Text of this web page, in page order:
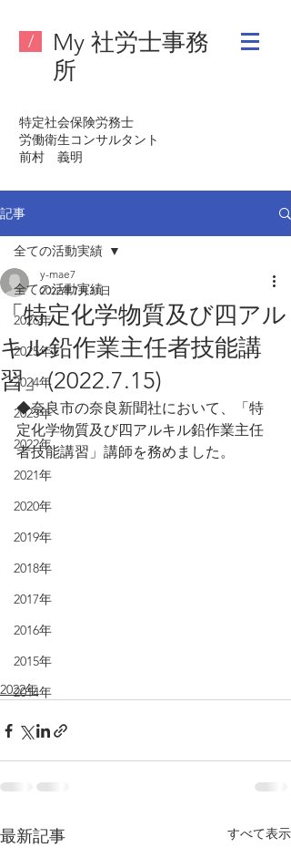
/
My 社労士事務
所
特定社会保険労務士
労働衛生コンサルタント
​前村 義明
記事
全ての活動実績
2026年
2025年
2024年
2023年
2022年
2021年
2020年
2019年
2018年
2017年
2016年
2015年
2014年
全ての活動実績
「特定化学物質及び四アル
キル鉛作業主任者技能講
習」(2022.7.15)
y-mae7
2022年7月31日
◆奈良市の奈良新聞社において、「特
定化学物質及び四アルキル鉛作業主任
者技能講習」講師を務めました。
2022年
最新記事 すべて表示